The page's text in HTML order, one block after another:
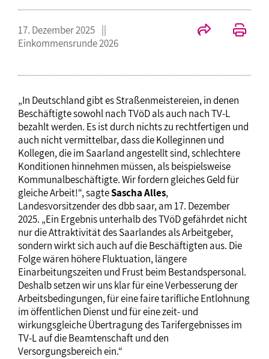
17. Dezember 2025
Einkommensrunde 2026
„In Deutschland gibt es Straßenmeistereien, in denen
Beschäftigte sowohl nach TVöD als auch nach TV-L
bezahlt werden. Es ist durch nichts zu rechtfertigen und
auch nicht vermittelbar, dass die Kolleginnen und
Kollegen, die im Saarland angestellt sind, schlechtere
Konditionen hinnehmen müssen, als beispielsweise
Kommunalbeschäftigte. Wir fordern gleiches Geld für
gleiche Arbeit!“, sagteSascha Alles,
Landesvorsitzender des dbb saar, am 17. Dezember
2025. „Ein Ergebnis unterhalb des TVöD gefährdet nicht
nur die Attraktivität des Saarlandes als Arbeitgeber,
sondern wirkt sich auch auf die Beschäftigten aus. Die
Folge wären höhere Fluktuation, längere
Einarbeitungszeiten und Frust beim Bestandspersonal.
Deshalb setzen wir uns klar für eine Verbesserung der
Arbeitsbedingungen, für eine faire tarifliche Entlohnung
im öffentlichen Dienst und für eine zeit- und
wirkungsgleiche Übertragung des Tarifergebnisses im
TV-L auf die Beamtenschaft und den
Versorgungsbereich ein.“